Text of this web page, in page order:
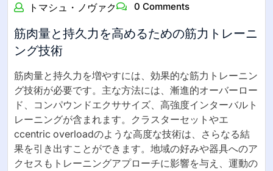
トマシュ・ノヴァク 0 Comments
筋肉量と持久力を高めるための筋力トレーニ
ング技術
筋肉量と持久力を増やすには、効果的な筋力トレーニン
グ技術が必要です。主な方法には、漸進的オーバーロー
ド、コンパウンドエクササイズ、高強度インターバルト
レーニングが含まれます。クラスターセットやエ
ccentric overloadのような高度な技術は、さらなる結
果を引き出すことができます。地域の好みや器具へのア
クセスもトレーニングアプローチに影響を与え、運動の